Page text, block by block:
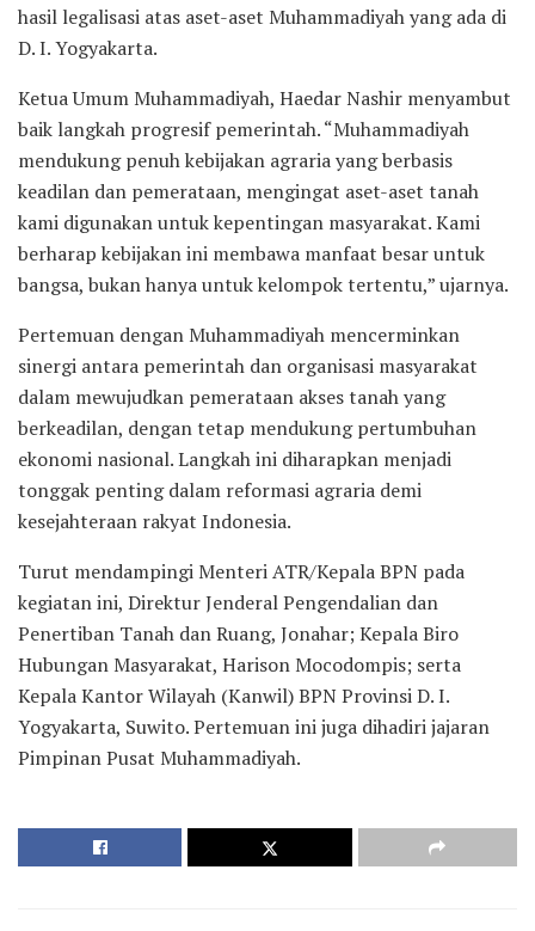
hasil legalisasi atas aset-aset Muhammadiyah yang ada di
D. I. Yogyakarta.
Ketua Umum Muhammadiyah, Haedar Nashir menyambut
baik langkah progresif pemerintah. “Muhammadiyah
mendukung penuh kebijakan agraria yang berbasis
keadilan dan pemerataan, mengingat aset-aset tanah
kami digunakan untuk kepentingan masyarakat. Kami
berharap kebijakan ini membawa manfaat besar untuk
bangsa, bukan hanya untuk kelompok tertentu,” ujarnya.
Pertemuan dengan Muhammadiyah mencerminkan
sinergi antara pemerintah dan organisasi masyarakat
dalam mewujudkan pemerataan akses tanah yang
berkeadilan, dengan tetap mendukung pertumbuhan
ekonomi nasional. Langkah ini diharapkan menjadi
tonggak penting dalam reformasi agraria demi
kesejahteraan rakyat Indonesia.
Turut mendampingi Menteri ATR/Kepala BPN pada
kegiatan ini, Direktur Jenderal Pengendalian dan
Penertiban Tanah dan Ruang, Jonahar; Kepala Biro
Hubungan Masyarakat, Harison Mocodompis; serta
Kepala Kantor Wilayah (Kanwil) BPN Provinsi D. I.
Yogyakarta, Suwito. Pertemuan ini juga dihadiri jajaran
Pimpinan Pusat Muhammadiyah.